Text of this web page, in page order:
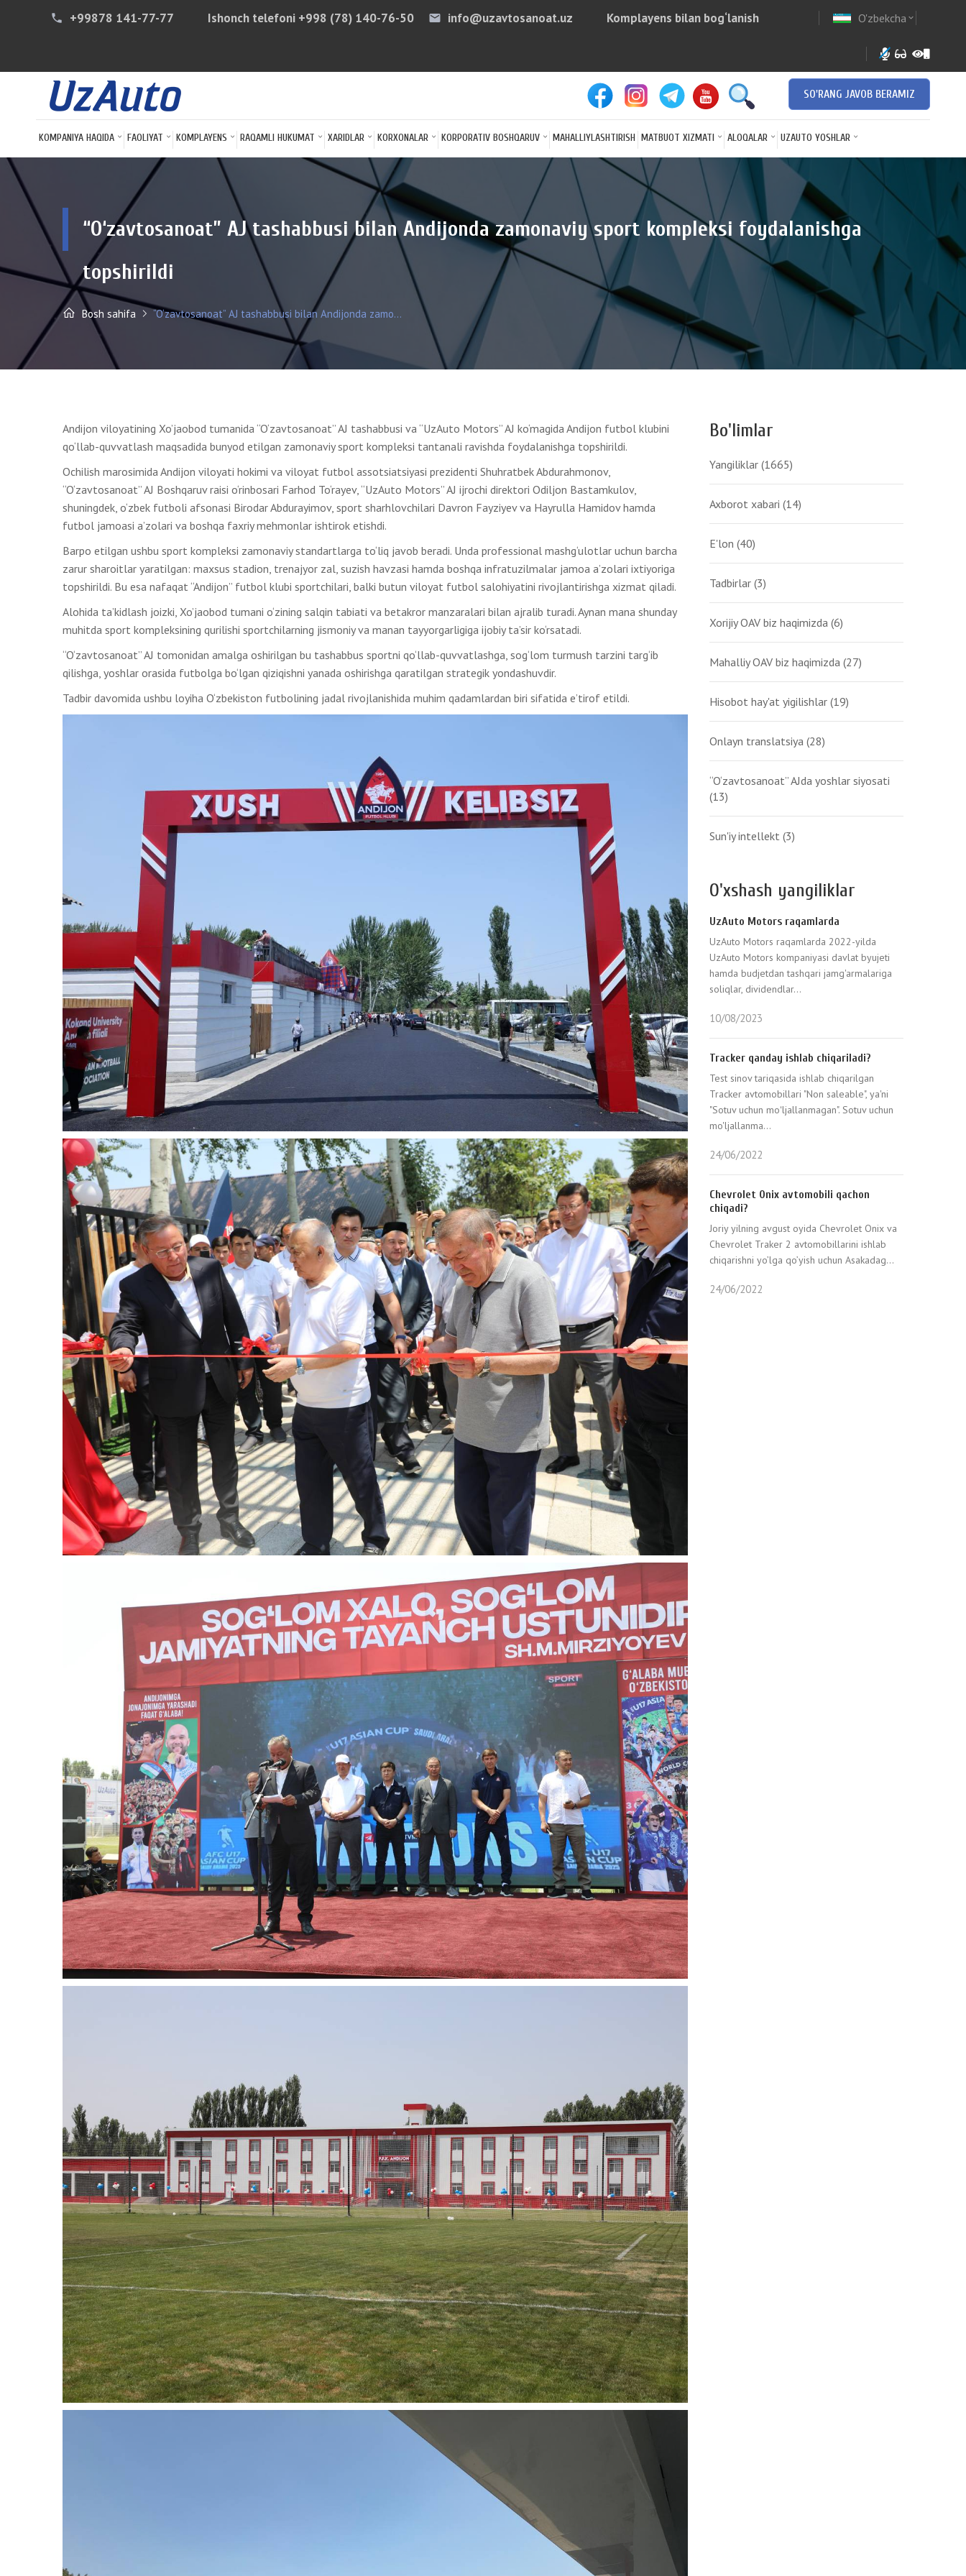
phone +99878 141-77-77 Ishonch telefoni +998 (78) 140-76-50 email info@uzavtosanoat.uz arrow
Komplayens bilan bog‘lanish O'zbekcha expand_more
SO'RANG JAVOB BERAMIZ
KOMPANIYA HAQIDA FAOLIYAT KOMPLAYENS RAQAMLI HUKUMAT XARIDLAR KORXONALAR KORPORATIV BOSHQARUV MAHALLIYLASHTIRISH MATBUOT XIZMATI ALOQALAR UZAUTO YOSHLAR
“O‘zavtosanoat” AJ tashabbusi bilan Andijonda zamonaviy sport kompleksi foydalanishga
topshirildi
Bosh sahifa “O‘zavtosanoat” AJ tashabbusi bilan Andijonda zamo...
Andijon viloyatining Xo’jaobod tumanida “O‘zavtosanoat” AJ tashabbusi va “UzAuto Motors” AJ ko‘magida Andijon futbol klubini
qo‘llab-quvvatlash maqsadida bunyod etilgan zamonaviy sport kompleksi tantanali ravishda foydalanishga topshirildi.
Ochilish marosimida Andijon viloyati hokimi va viloyat futbol assotsiatsiyasi prezidenti Shuhratbek Abdurahmonov,
“O‘zavtosanoat” AJ Boshqaruv raisi o‘rinbosari Farhod To‘rayev, “UzAuto Motors” AJ ijrochi direktori Odiljon Bastamkulov,
shuningdek, o‘zbek futboli afsonasi Birodar Abdurayimov, sport sharhlovchilari Davron Fayziyev va Hayrulla Hamidov hamda
futbol jamoasi a’zolari va boshqa faxriy mehmonlar ishtirok etishdi.
Barpo etilgan ushbu sport kompleksi zamonaviy standartlarga to‘liq javob beradi. Unda professional mashg‘ulotlar uchun barcha
zarur sharoitlar yaratilgan: maxsus stadion, trenajyor zal, suzish havzasi hamda boshqa infratuzilmalar jamoa a’zolari ixtiyoriga
topshirildi. Bu esa nafaqat “Andijon” futbol klubi sportchilari, balki butun viloyat futbol salohiyatini rivojlantirishga xizmat qiladi.
Alohida ta’kidlash joizki, Xo’jaobod tumani o‘zining salqin tabiati va betakror manzaralari bilan ajralib turadi. Aynan mana shunday
muhitda sport kompleksining qurilishi sportchilarning jismoniy va manan tayyorgarligiga ijobiy ta’sir ko‘rsatadi.
“O‘zavtosanoat” AJ tomonidan amalga oshirilgan bu tashabbus sportni qo‘llab-quvvatlashga, sog‘lom turmush tarzini targ‘ib
qilishga, yoshlar orasida futbolga bo‘lgan qiziqishni yanada oshirishga qaratilgan strategik yondashuvdir.
Tadbir davomida ushbu loyiha O‘zbekiston futbolining jadal rivojlanishida muhim qadamlardan biri sifatida e’tirof etildi.
Bo'limlar
Yangiliklar (1665)
Axborot xabari (14)
E'lon (40)
Tadbirlar (3)
Xorijiy OAV biz haqimizda (6)
Mahalliy OAV biz haqimizda (27)
Hisobot hay'at yigilishlar (19)
Onlayn translatsiya (28)
“O‘zavtosanoat” AJda yoshlar siyosati
(13)
Sun'iy intellekt (3)
O'xshash yangiliklar
UzAuto Motors raqamlarda
UzAuto Motors raqamlarda 2022-yilda
UzAuto Motors kompaniyasi davlat byujeti
hamda budjetdan tashqari jamg'armalariga
soliqlar, dividendlar...
10/08/2023
Tracker qanday ishlab chiqariladi?
Test sinov tariqasida ishlab chiqarilgan
Tracker avtomobillari "Non saleable", ya'ni
"Sotuv uchun moʻljallanmagan". Sotuv uchun
mo'ljallanma...
24/06/2022
Chevrolet Onix avtomobili qachon
chiqadi?
Joriy yilning avgust oyida Chevrolet Onix va
Chevrolet Traker 2 avtomobillarini ishlab
chiqarishni yo’lga qo’yish uchun Asakadag...
24/06/2022